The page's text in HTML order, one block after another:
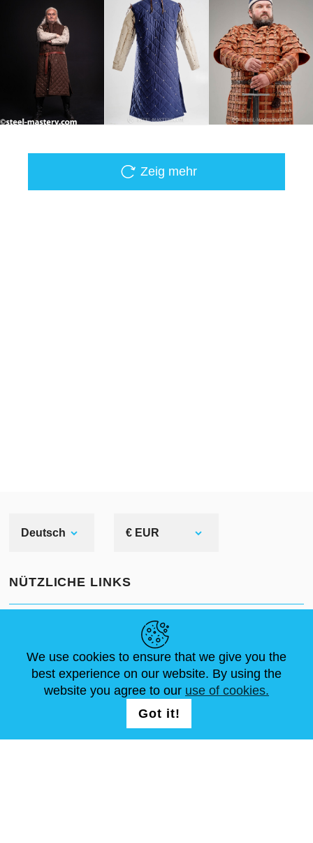
Zeig mehr
Deutsch € EUR
NÜTZLICHE LINKS
ABOUT US
FOLG UNS AUF
REGISTRATION
We use cookies to ensure that we give you the
best experience on our website. By using the
website you agree to our use of cookies.
Got it!